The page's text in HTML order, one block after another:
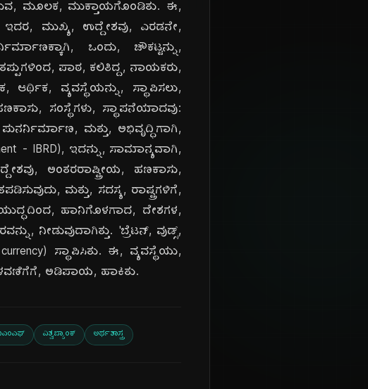
ಮೂಲಕ, ಮುಕ್ತಾಯಗೊಂಡಿತು. ಈ,
ಇದರ, ಮುಖ್ಯ, ಉದ್ದೇಶವು, ಎರಡನೇ,
ಒಂದು, ಚೌಕಟ್ಟನ್ನು,
ಪಾಠ, ಕಲಿತಿದ್ದ, ನಾಯಕರು,
ಆರ್ಥಿಕ, ವ್ಯವಸ್ಥೆಯನ್ನು, ಸ್ಥಾಪಿಸಲು,
ಸಂಸ್ಥೆಗಳು, ಸ್ಥಾಪನೆಯಾದವು:
ಮತ್ತು, ಅಭಿವೃದ್ಧಿಗಾಗಿ,
- IBRD), ಇದನ್ನು, ಸಾಮಾನ್ಯವಾಗಿ,
ಅಂತರರಾಷ್ಟ್ರೀಯ, ಹಣಕಾಸು,
ಮತ್ತು, ಸದಸ್ಯ, ರಾಷ್ಟ್ರಗಳಿಗೆ,
ಯುದ್ಧದಿಂದ, ಹಾನಿಗೊಳಗಾದ, ದೇಶಗಳ,
ನೀಡುವುದಾಗಿತ್ತು. 'ಬ್ರೆಟನ್, ವುಡ್ಸ್,
ಸ್ಥಾಪಿಸಿತು. ಈ, ವ್ಯವಸ್ಥೆಯು,
ಅಡಿಪಾಯ, ಹಾಕಿತು.
ವಿಶ್ವಬ್ಯಾಂಕ್ ಅರ್ಥಶಾಸ್ತ್ರ